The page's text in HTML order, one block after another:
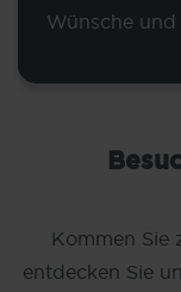
Wünsche
Kommen Sie
entdecken Sie